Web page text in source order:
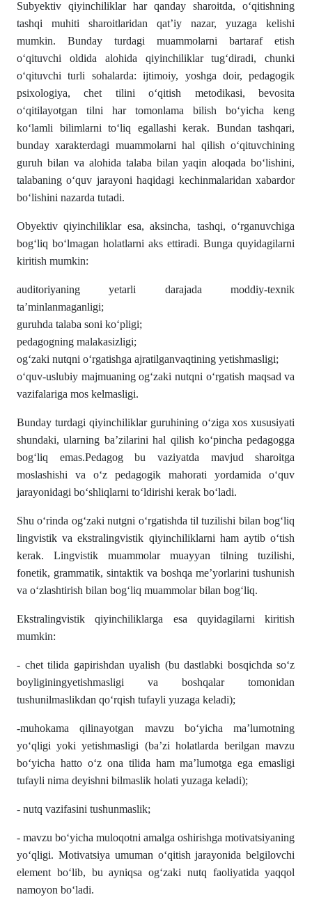
Subyektiv qiyinchiliklar har qanday sharoitda, o‘qitishning
tashqi muhiti sharoitlaridan qat’iy nazar, yuzaga kelishi
mumkin. Bunday turdagi muammolarni bartaraf etish
o‘qituvchi oldida alohida qiyinchiliklar tug‘diradi, chunki
o‘qituvchi turli sohalarda: ijtimoiy, yoshga doir, pedagogik
psixologiya, chet tilini o‘qitish metodikasi, bevosita
o‘qitilayotgan tilni har tomonlama bilish bo‘yicha keng
ko‘lamli bilimlarni to‘liq egallashi kerak. Bundan tashqari,
bunday xarakterdagi muammolarni hal qilish o‘qituvchining
guruh bilan va alohida talaba bilan yaqin aloqada bo‘lishini,
talabaning o‘quv jarayoni haqidagi kechinmalaridan xabardor
bo‘lishini nazarda tutadi.
Obyektiv qiyinchiliklar esa, aksincha, tashqi, o‘rganuvchiga
bog‘liq bo‘lmagan holatlarni aks ettiradi. Bunga quyidagilarni
kiritish mumkin:
auditoriyaning yetarli darajada moddiy-texnik
ta’minlanmaganligi;
guruhda talaba soni ko‘pligi;
pedagogning malakasizligi;
og‘zaki nutqni o‘rgatishga ajratilganvaqtining yetishmasligi;
o‘quv-uslubiy majmuaning og‘zaki nutqni o‘rgatish maqsad va
vazifalariga mos kelmasligi.
Bunday turdagi qiyinchiliklar guruhining o‘ziga xos xususiyati
shundaki, ularning ba’zilarini hal qilish ko‘pincha pedagogga
bog‘liq emas.Pedagog bu vaziyatda mavjud sharoitga
moslashishi va o‘z pedagogik mahorati yordamida o‘quv
jarayonidagi bo‘shliqlarni to‘ldirishi kerak bo‘ladi.
Shu o‘rinda og‘zaki nutgni o‘rgatishda til tuzilishi bilan bog‘liq
lingvistik va ekstralingvistik qiyinchiliklarni ham aytib o‘tish
kerak. Lingvistik muammolar muayyan tilning tuzilishi,
fonetik, grammatik, sintaktik va boshqa me’yorlarini tushunish
va o‘zlashtirish bilan bog‘liq muammolar bilan bog‘liq.
Ekstralingvistik qiyinchiliklarga esa quyidagilarni kiritish
mumkin:
- chet tilida gapirishdan uyalish (bu dastlabki bosqichda so‘z
boyliginingyetishmasligi va boshqalar tomonidan
tushunilmaslikdan qo‘rqish tufayli yuzaga keladi);
-muhokama qilinayotgan mavzu bo‘yicha ma’lumotning
yo‘qligi yoki yetishmasligi (ba’zi holatlarda berilgan mavzu
bo‘yicha hatto o‘z ona tilida ham ma’lumotga ega emasligi
tufayli nima deyishni bilmaslik holati yuzaga keladi);
- nutq vazifasini tushunmaslik;
- mavzu bo‘yicha muloqotni amalga oshirishga motivatsiyaning
yo‘qligi. Motivatsiya umuman o‘qitish jarayonida belgilovchi
element bo‘lib, bu ayniqsa og‘zaki nutq faoliyatida yaqqol
namoyon bo‘ladi.